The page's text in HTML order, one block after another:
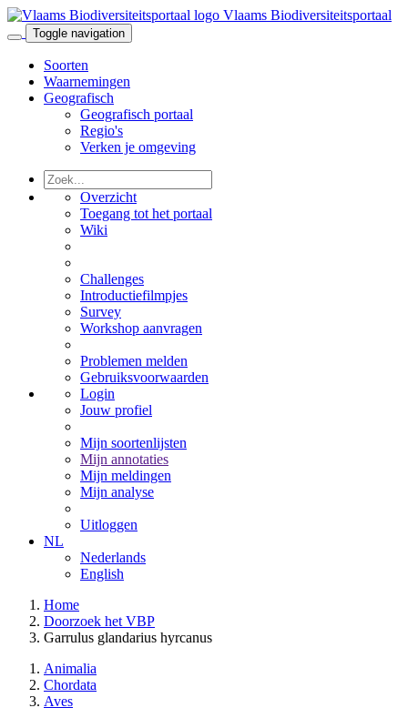
Vlaams Biodiversiteitsportaal
Toggle navigation
Soorten
Waarnemingen
Geografisch
Geografisch portaal
Regio's
Verken je omgeving
Overzicht
Toegang tot het portaal
Wiki
Challenges
Introductiefilmpjes
Survey
Workshop aanvragen
Problemen melden
Gebruiksvoorwaarden
Login
Jouw profiel
Mijn soortenlijsten
Mijn annotaties
Mijn meldingen
Mijn analyse
Uitloggen
NL
Nederlands
English
Home
Doorzoek het VBP
Garrulus glandarius hyrcanus
Animalia
Chordata
Aves